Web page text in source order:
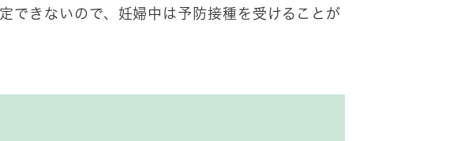
できないので、妊婦中は予防接種を受けることが